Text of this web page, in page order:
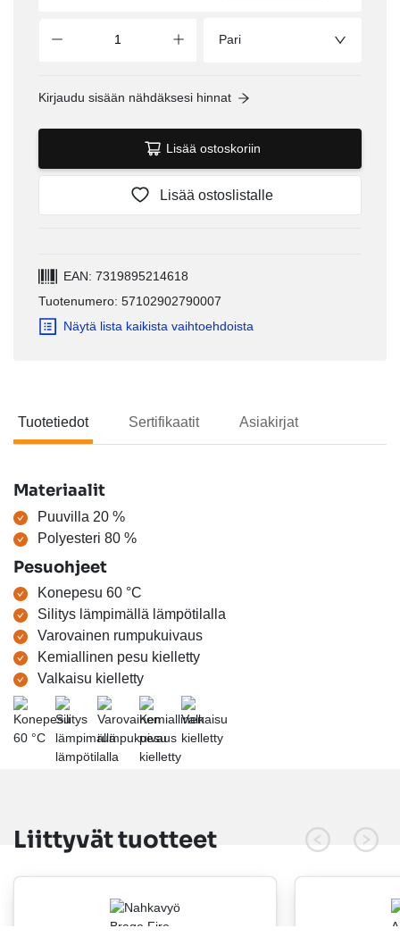
Pari
Kirjaudu sisään nähdäksesi hinnat
Lisää ostoskoriin
Lisää ostoslistalle
EAN: 7319895214618
Tuotenumero: 57102902790007
Näytä lista kaikista vaihtoehdoista
Tuotetiedot Sertifikaatit Asiakirjat
Tuotetiedot
Materiaalit
Puuvilla 20 %
Polyesteri 80 %
Pesuohjeet
Konepesu 60 °C
Silitys lämpimällä lämpötilalla
Varovainen rumpukuivaus
Kemiallinen pesu kielletty
Valkaisu kielletty
Liittyvät tuotteet